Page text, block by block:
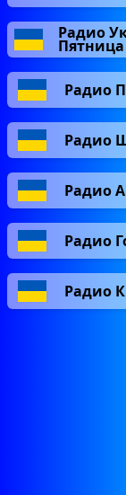
Радио
Пятница
Радио
Радио
Радио
Радио
Радио